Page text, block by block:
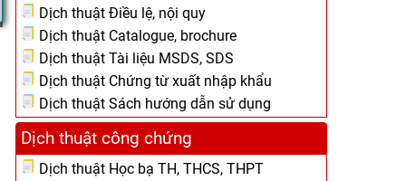
Dịch thuật Điều lệ, nội quy
Dịch thuật Catalogue, brochure
Dịch thuật Tài liệu MSDS, SDS
Dịch thuật Chứng từ xuất nhập khẩu
Dịch thuật Sách hướng dẫn sử dụng
Dịch thuật công chứng
Dịch thuật Học bạ TH, THCS, THPT